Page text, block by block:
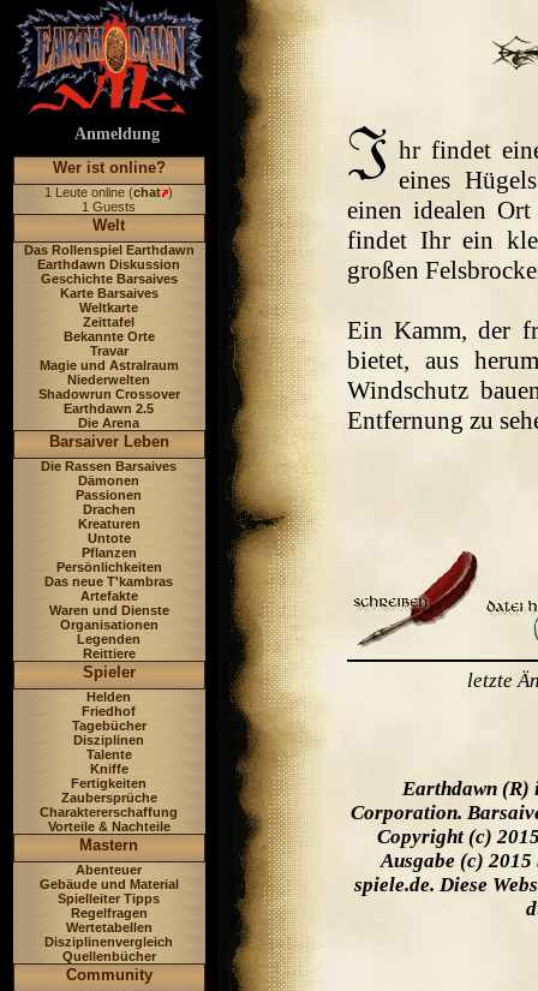
Anmeldung
Wer ist online?
1 Leute online (chat )
1 Guests
Welt
Das Rollenspiel Earthdawn
Earthdawn Diskussion
Geschichte Barsaives
Karte Barsaives
Weltkarte
Zeittafel
Bekannte Orte
Travar
Magie und Astralraum
Niederwelten
Shadowrun Crossover
Earthdawn 2.5
Die Arena
Barsaiver Leben
Die Rassen Barsaives
Dämonen
Passionen
Drachen
Kreaturen
Untote
Pflanzen
Persönlichkeiten
Das neue T'kambras
Artefakte
Waren und Dienste
Organisationen
Legenden
Reittiere
Spieler
Helden
Friedhof
Tagebücher
Disziplinen
Talente
Kniffe
Fertigkeiten
Zaubersprüche
Charaktererschaffung
Vorteile & Nachteile
Mastern
Abenteuer
Gebäude und Material
Spielleiter Tipps
Regelfragen
Wertetabellen
Disziplinenvergleich
Quellenbücher
Community
hr findet
eines
einen idealen
findet Ihr ein
großen
Ein Kamm, der
bietet, aus
Windschutz
Entfernung zu
letzte
Earthdawn (R)
Corporation.
Copyright (c)
Ausgabe (c) 2015
spiele.de. Diese